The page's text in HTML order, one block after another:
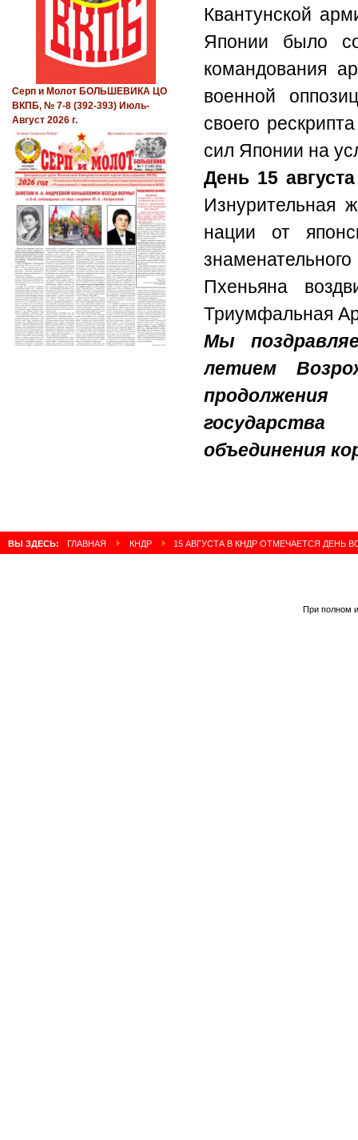
Квантунской
Японии было
командования
военной
своего
сил Японии на
День 15
Изнурительная
нации от
Пхеньяна
Триумфальная
Мы
летием
продолжения
объединения
Серп и Молот БОЛЬШЕВИКА ЦО
ВКПБ, № 7-8 (392-393) Июль-
Август 2026 г.
ВЫ ЗДЕСЬ: ГЛАВНАЯ КНДР 15 АВГУСТА В КНДР ОТМЕЧАЕТСЯ ДЕНЬ
При полном